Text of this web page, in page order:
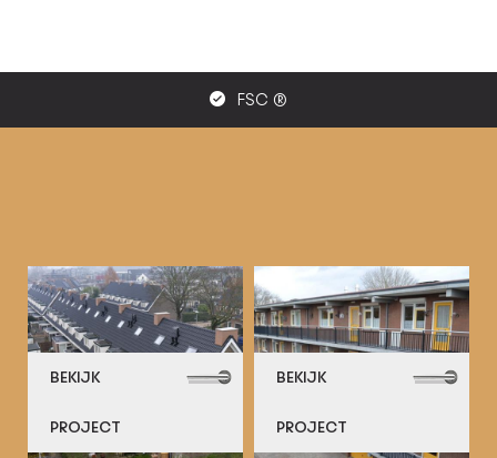
FSC ®
BEKIJK
PROJECT
BEKIJK
PROJECT